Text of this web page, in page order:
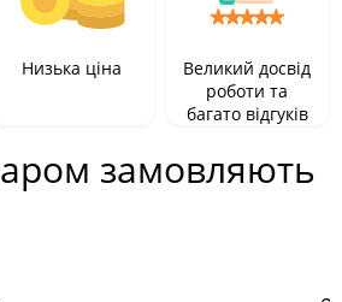
Низька ціна
Великий досвід
роботи та
багато відгуків
замовляють